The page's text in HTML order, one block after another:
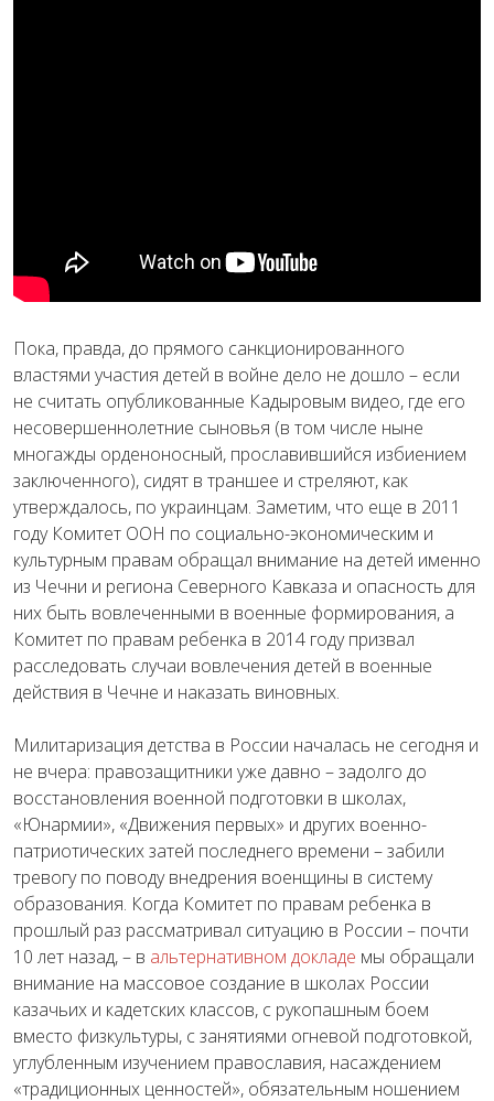
Пока, правда, до прямого санкционированного
властями участия детей в войне дело не дошло – если
не считать опубликованные Кадыровым видео, где его
несовершеннолетние сыновья (в том числе ныне
многажды орденоносный, прославившийся избиением
заключенного), сидят в траншее и стреляют, как
утверждалось, по украинцам. Заметим, что еще в 2011
году Комитет ООН по социально-экономическим и
культурным правам обращал внимание на детей именно
из Чечни и региона Северного Кавказа и опасность для
них быть вовлеченными в военные формирования, а
Комитет по правам ребенка в 2014 году призвал
расследовать случаи вовлечения детей в военные
действия в Чечне и наказать виновных.
Милитаризация детства в России началась не сегодня и
не вчера: правозащитники уже давно – задолго до
восстановления военной подготовки в школах,
«Юнармии», «Движения первых» и других военно-
патриотических затей последнего времени – забили
тревогу по поводу внедрения военщины в систему
образования. Когда Комитет по правам ребенка в
прошлый раз рассматривал ситуацию в России – почти
10 лет назад, – в альтернативном докладе мы обращали
внимание на массовое создание в школах России
казачьих и кадетских классов, с рукопашным боем
вместо физкультуры, с занятиями огневой подготовкой,
углубленным изучением православия, насаждением
«традиционных ценностей», обязательным ношением